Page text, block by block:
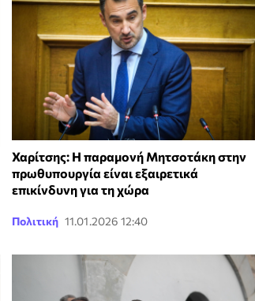
Χαρίτσης: Η παραμονή Μητσοτάκη στην
πρωθυπουργία είναι εξαιρετικά
επικίνδυνη για τη χώρα
Πολιτική 11.01.2026 12:40